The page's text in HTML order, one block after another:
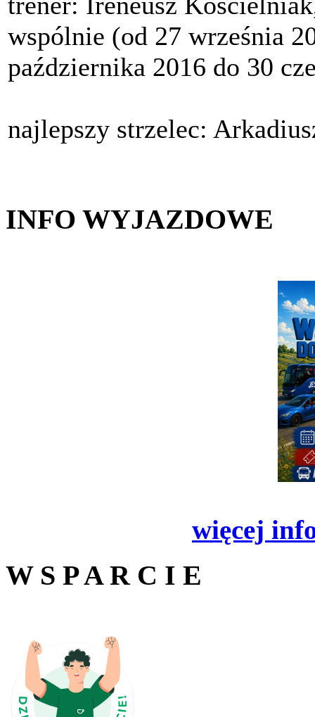
wspólnie (od 27 września
października 2016 do 30
najlepszy strzelec:
INFO WYJAZDOWE
więcej
W S P A R C I E